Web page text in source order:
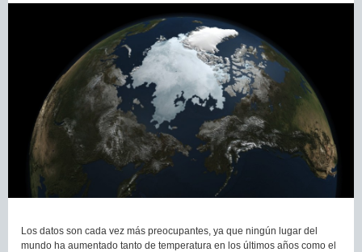
Los datos son cada vez más preocupantes, ya que ningún lugar del
mundo ha aumentado tanto de temperatura en los últimos años como el